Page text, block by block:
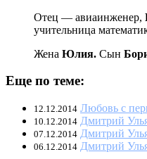
Отец — авиаинженер,
учительница
Жена Юлия. Сын
Еще по теме:
12.12.2014 Любовь с
10.12.2014 Дмитрий
07.12.2014 Дмитрий
06.12.2014 Дмитрий